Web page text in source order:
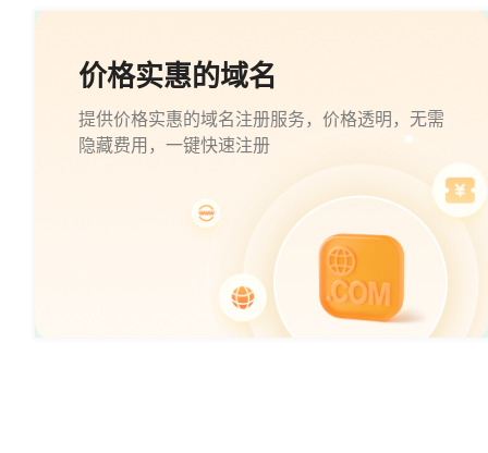
价格实惠的域名
提供价格实惠的域名注册服务，价格透明，无需
隐藏费用，一键快速注册